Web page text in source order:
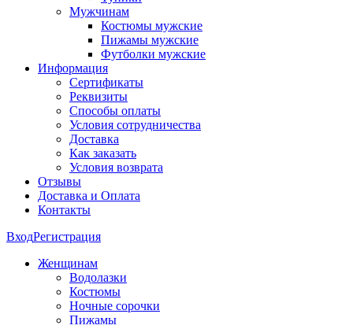
Мужчинам
Костюмы мужские
Пижамы мужские
Футболки мужские
Информация
Сертификаты
Реквизиты
Способы оплаты
Условия сотрудничества
Доставка
Как заказать
Условия возврата
Отзывы
Доставка и Оплата
Контакты
ВходРегистрация
Женщинам
Водолазки
Костюмы
Ночные сорочки
Пижамы